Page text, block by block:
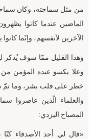
من مثل سماحته، وكان
الماضين عندما كانوا
الآخرين لأنفسهم، وإنّما
وهذا القليل ممّا سوف يُذكر
وعلا يكسو عبده المؤمن
خطر على قلب بشر، وما تمّ
والعلماء الّذين عاصروا
المصباح اليزدي:
«قال لي أحد الأصدقاء